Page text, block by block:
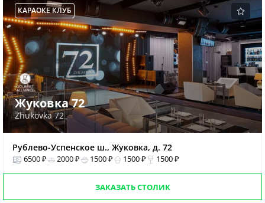
КАРАОКЕ КЛУБ
Жуковка 72
Zhukovka 72
Рублево-Успенское ш., Жуковка, д. 72
6500 ₽ 2000 ₽ 1500 ₽ 1500 ₽ 1500 ₽
ЗАКАЗАТЬ СТОЛИК